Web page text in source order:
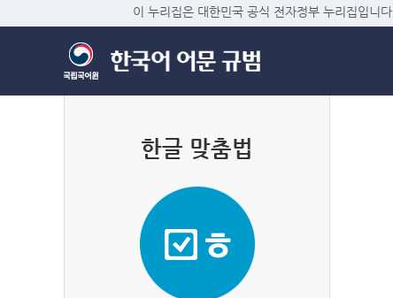
이 누리집은 대한민국 공식 전자정부 누리집입니다.
한글 맞춤법